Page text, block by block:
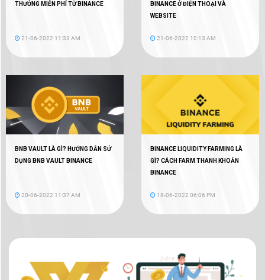
THƯỞNG MIỄN PHÍ TỪ BINANCE
21-06-2022 11:33 AM
BINANCE Ở ĐIỆN THOẠI VÀ
WEBSITE
21-06-2022 10:13 AM
BNB VAULT LÀ GÌ? HƯỚNG DẪN SỬ
DỤNG BNB VAULT BINANCE
20-06-2022 11:37 AM
BINANCE LIQUIDITY FARMING LÀ
GÌ? CÁCH FARM THANH KHOẢN
BINANCE
18-06-2022 06:06 PM